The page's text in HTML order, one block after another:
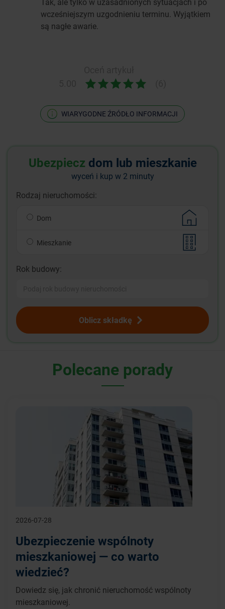
wcześniejszym uzgodnieniu terminu. Wyjątkiem
są nagłe awarie.
WIARYGODNE ŹRÓDŁO INFORMACJI
Ubezpiecz dom lub mieszkanie
wyceń i kup w 2 minuty
Rodzaj nieruchomości:
Dom
Mieszkanie
Rok budowy:
Oblicz składkę
Polecane porady
2026-07-28
Ubezpieczenie wspólnoty
mieszkaniowej — co warto
wiedzieć?
Dowiedz się, jak chronić nieruchomość wspólnoty
mieszkaniowej.